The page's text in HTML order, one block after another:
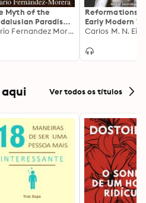
Myth of the
Paradise:
Christians,
Rule in
Dario Fernandez Morera
Reformations:
Early Modern
1450-1650
Carlos M. N. Eire
Ver todos os títulos